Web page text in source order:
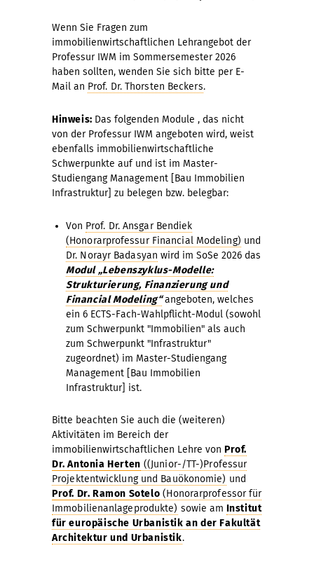
Wenn Sie Fragen zum
immobilienwirtschaftlichen Lehrangebot der
Professur IWM im Sommersemester 2026
haben sollten, wenden Sie sich bitte per E-
Mail an Prof. Dr. Thorsten Beckers.
Hinweis: Das folgenden Module , das nicht
von der Professur IWM angeboten wird, weist
ebenfalls immobilienwirtschaftliche
Schwerpunkte auf und ist im Master-
Studiengang Management [Bau Immobilien
Infrastruktur] zu belegen bzw. belegbar:
Von Prof. Dr. Ansgar Bendiek
(Honorarprofessur Financial Modeling) und
Dr. Norayr Badasyan wird im SoSe 2026 das
Modul „Lebenszyklus-Modelle:
Strukturierung, Finanzierung und
Financial Modeling“angeboten, welches
ein 6 ECTS-Fach-Wahlpflicht-Modul (sowohl
zum Schwerpunkt "Immobilien" als auch
zum Schwerpunkt "Infrastruktur"
zugeordnet) im Master-Studiengang
Management [Bau Immobilien
Infrastruktur] ist.
Bitte beachten Sie auch die (weiteren)
Aktivitäten im Bereich der
immobilienwirtschaftlichen Lehre von Prof.
Dr. Antonia Herten ((Junior-/TT-)Professur
Projektentwicklung und Bauökonomie) und
Prof. Dr. Ramon Sotelo (Honorarprofessor für
Immobilienanlageprodukte) sowie am Institut
für europäische Urbanistik an der Fakultät
Architektur und Urbanistik.